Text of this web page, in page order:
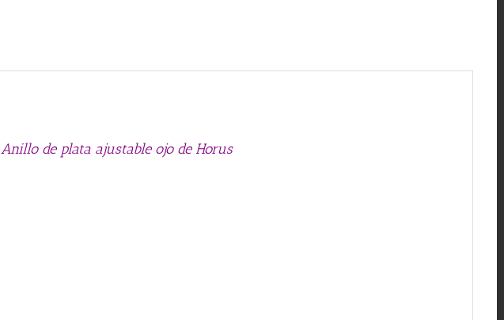
Anillo de plata ajustable ojo de Horus